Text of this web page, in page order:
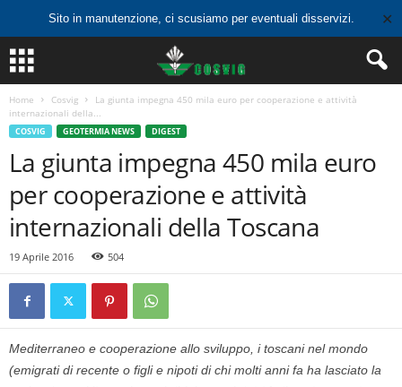
Sito in manutenzione, ci scusiamo per eventuali disservizi. ✕
Home Cosvig
La giunta impegna 450 mila euro per cooperazione e attività
internazionali della...
COSVIG GEOTERMIA NEWS DIGEST
La giunta impegna 450 mila euro
per cooperazione e attività
internazionali della Toscana
19 Aprile 2016 504
Mediterraneo e cooperazione allo sviluppo, i toscani nel mondo
(emigrati di recente o figli e nipoti di chi molti anni fa ha lasciato la